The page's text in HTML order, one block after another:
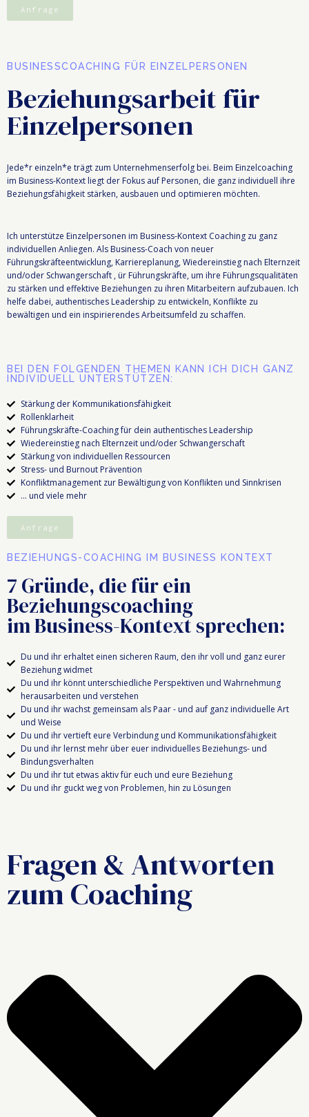
Anfrage
BUSINESSCOACHING FÜR EINZELPERSONEN
Beziehungsarbeit für
Einzelpersonen
Jede*r einzeln*e trägt zum Unternehmenserfolg bei. Beim Einzelcoaching
im Business-Kontext liegt der Fokus auf Personen, die ganz individuell ihre
Beziehungsfähigkeit stärken, ausbauen und optimieren möchten.
Ich unterstütze Einzelpersonen im Business-Kontext Coaching zu ganz
individuellen Anliegen. Als Business-Coach von neuer
Führungskräfteentwicklung, Karriereplanung, Wiedereinstieg nach Elternzeit
und/oder Schwangerschaft , ür Führungskräfte, um ihre Führungsqualitäten
zu stärken und effektive Beziehungen zu ihren Mitarbeitern aufzubauen. Ich
helfe dabei, authentisches Leadership zu entwickeln, Konflikte zu
bewältigen und ein inspirierendes Arbeitsumfeld zu schaffen.
BEI DEN FOLGENDEN THEMEN KANN ICH DICH GANZ
INDIVIDUELL UNTERSTÜTZEN:
Stärkung der Kommunikationsfähigkeit
Rollenklarheit
Führungskräfte-Coaching für dein authentisches Leadership
Wiedereinstieg nach Elternzeit und/oder Schwangerschaft
Stärkung von individuellen Ressourcen
Stress- und Burnout Prävention
Konfliktmanagement zur Bewältigung von Konflikten und Sinnkrisen
... und viele mehr
Anfrage
BEZIEHUNGS-COACHING IM BUSINESS KONTEXT
7 Gründe, die für ein
Beziehungscoaching
im Business-Kontext sprechen:
Du und ihr erhaltet einen sicheren Raum, den ihr voll und ganz eurer
Beziehung widmet
Du und ihr könnt unterschiedliche Perspektiven und Wahrnehmung
herausarbeiten und verstehen
Du und ihr wachst gemeinsam als Paar - und auf ganz individuelle Art
und Weise
Du und ihr vertieft eure Verbindung und Kommunikationsfähigkeit
Du und ihr lernst mehr über euer individuelles Beziehungs- und
Bindungsverhalten
Du und ihr tut etwas aktiv für euch und eure Beziehung
Du und ihr guckt weg von Problemen, hin zu Lösungen
Fragen & Antworten
zum Coaching